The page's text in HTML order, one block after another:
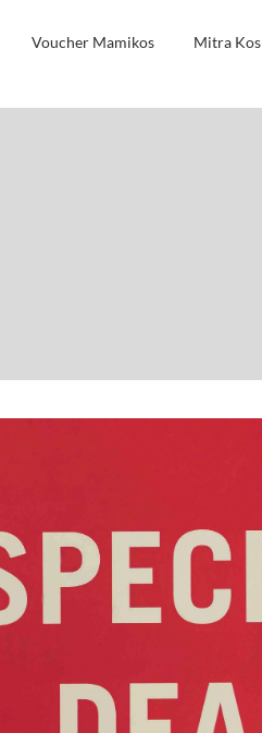
Voucher Mamikos Mitra Kos